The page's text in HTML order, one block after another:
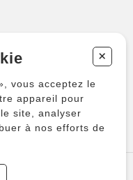
D'OZ
+
vous acceptez le
appareil pour
site, analyser
à nos efforts de